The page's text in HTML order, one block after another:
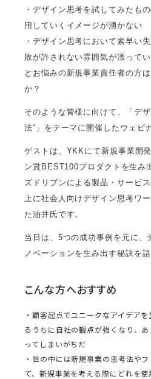
・デザイン思考を試してみたも
用していくイメージが湧かない
・デザイン思考において素早い
敗が許されない雰囲気が漂って
とお悩みの新規事業責任者の方
か？
そのような皆様に向けて、「デ
法“」をテーマに開催したウェビ
ゲストは、YKKにて新規事業開
ン賞BEST100プロダクトを生み
ズドリブンによる製品・サービ
上に社会人向けデザイン思考ワ
た油井氏です。
当日は、5つの成功事例を元に、
ノベーションを生み出す秘訣を
こんな方へおすすめ
・顧客起点でユニークなアイデア
るうちに自社の観点が強くなり、
ってしまいがちだ
・世の中には新規事業の思考法や
て、新規事業を考える際にどれを